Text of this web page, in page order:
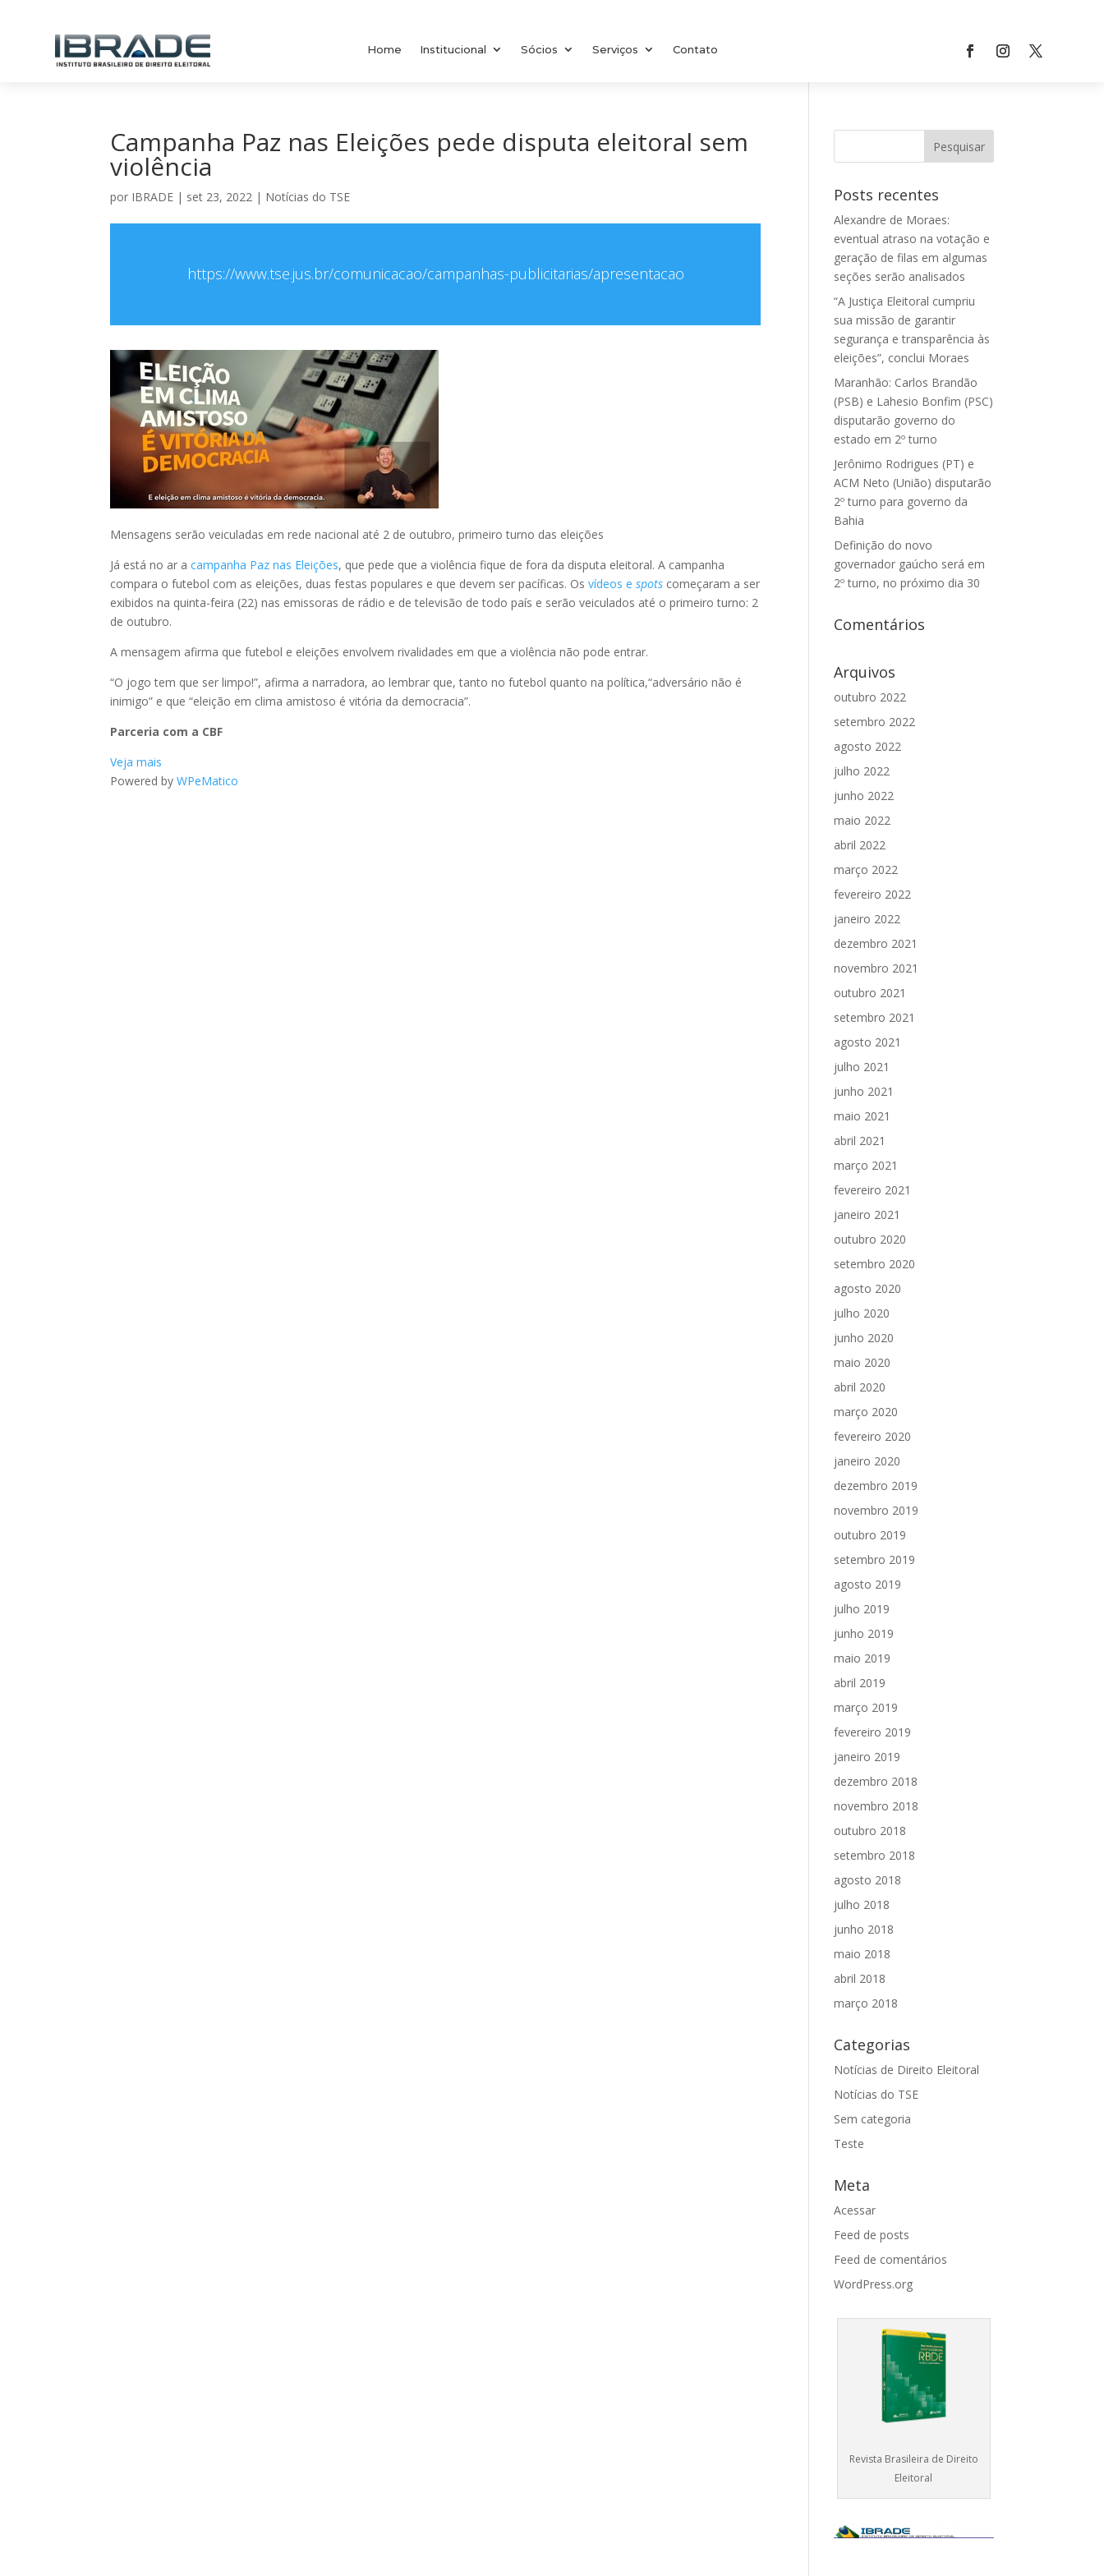
Home Institucional Sócios Serviços Contato
Campanha Paz nas Eleições pede disputa eleitoral sem
violência
por IBRADE | set 23, 2022 | Notícias do TSE
https://www.tse.jus.br/comunicacao/campanhas-publicitarias/apresentacao
Mensagens serão veiculadas em rede nacional até 2 de outubro, primeiro turno das eleições
Já está no ar acampanha Paz nas Eleições, que pede que a violência fique de fora da disputa eleitoral. A campanha
compara o futebol com as eleições, duas festas populares e que devem ser pacíficas. Osvídeos espots começaram a ser
exibidos na quinta-feira (22) nas emissoras de rádio e de televisão de todo país e serão veiculados até o primeiro turno: 2
de outubro.
A mensagem afirma que futebol e eleições envolvem rivalidades em que a violência não pode entrar.
“O jogo tem que ser limpo!”, afirma a narradora, ao lembrar que, tanto no futebol quanto na política,“adversário não é
inimigo” e que “eleição em clima amistoso é vitória da democracia”.
Parceria com a CBF
Veja mais
Powered byWPeMatico
Posts recentes
Alexandre de Moraes:
eventual atraso na votação e
geração de filas em algumas
seções serão analisados
“A Justiça Eleitoral cumpriu
sua missão de garantir
segurança e transparência às
eleições”, conclui Moraes
Maranhão: Carlos Brandão
(PSB) e Lahesio Bonfim (PSC)
disputarão governo do
estado em 2º turno
Jerônimo Rodrigues (PT) e
ACM Neto (União) disputarão
2º turno para governo da
Bahia
Definição do novo
governador gaúcho será em
2º turno, no próximo dia 30
Comentários
Arquivos
outubro 2022
setembro 2022
agosto 2022
julho 2022
junho 2022
maio 2022
abril 2022
março 2022
fevereiro 2022
janeiro 2022
dezembro 2021
novembro 2021
outubro 2021
setembro 2021
agosto 2021
julho 2021
junho 2021
maio 2021
abril 2021
março 2021
fevereiro 2021
janeiro 2021
outubro 2020
setembro 2020
agosto 2020
julho 2020
junho 2020
maio 2020
abril 2020
março 2020
fevereiro 2020
janeiro 2020
dezembro 2019
novembro 2019
outubro 2019
setembro 2019
agosto 2019
julho 2019
junho 2019
maio 2019
abril 2019
março 2019
fevereiro 2019
janeiro 2019
dezembro 2018
novembro 2018
outubro 2018
setembro 2018
agosto 2018
julho 2018
junho 2018
maio 2018
abril 2018
março 2018
Categorias
Notícias de Direito Eleitoral
Notícias do TSE
Sem categoria
Teste
Meta
Acessar
Feed de posts
Feed de comentários
WordPress.org
Revista Brasileira de Direito
Eleitoral